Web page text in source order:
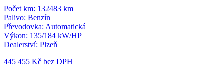
Počet km: 132483 km
Palivo: Benzín
Převodovka: Automatická
Výkon: 135/184 kW/HP
Dealerství: Plzeň
445 455 Kč bez DPH